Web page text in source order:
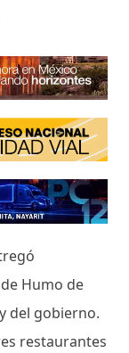
Humo de
del gobierno.
restaurantes